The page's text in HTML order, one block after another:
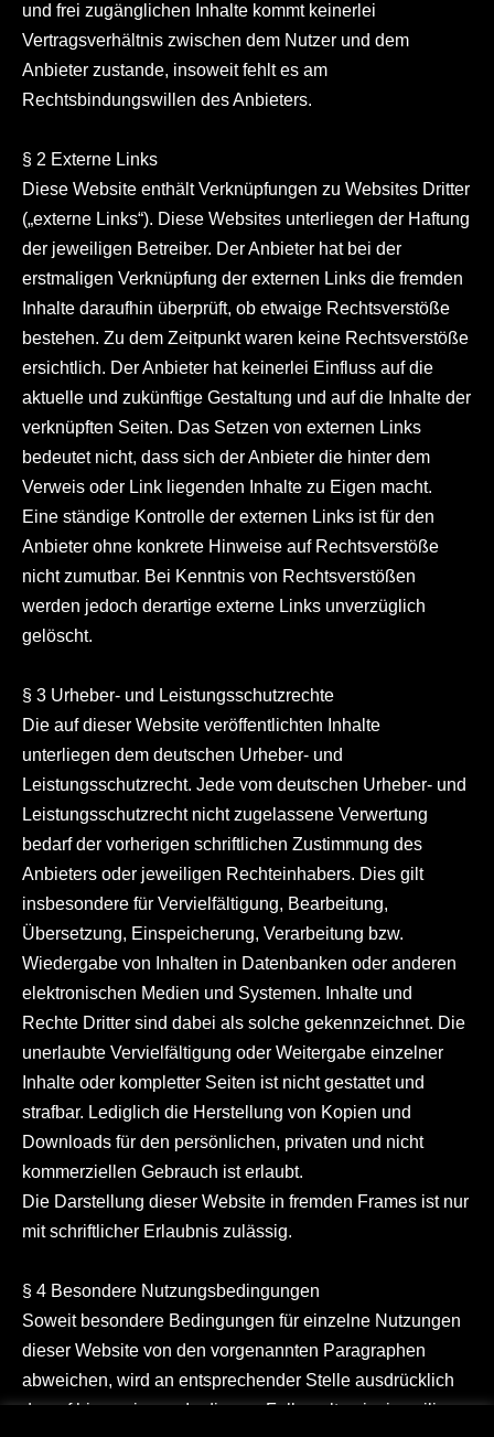
und frei zugänglichen Inhalte kommt keinerlei
Vertragsverhältnis zwischen dem Nutzer und dem
Anbieter zustande, insoweit fehlt es am
Rechtsbindungswillen des Anbieters.
§ 2 Externe Links
Diese Website enthält Verknüpfungen zu Websites Dritter
(„externe Links“). Diese Websites unterliegen der Haftung
der jeweiligen Betreiber. Der Anbieter hat bei der
erstmaligen Verknüpfung der externen Links die fremden
Inhalte daraufhin überprüft, ob etwaige Rechtsverstöße
bestehen. Zu dem Zeitpunkt waren keine Rechtsverstöße
ersichtlich. Der Anbieter hat keinerlei Einfluss auf die
aktuelle und zukünftige Gestaltung und auf die Inhalte der
verknüpften Seiten. Das Setzen von externen Links
bedeutet nicht, dass sich der Anbieter die hinter dem
Verweis oder Link liegenden Inhalte zu Eigen macht.
Eine ständige Kontrolle der externen Links ist für den
Anbieter ohne konkrete Hinweise auf Rechtsverstöße
nicht zumutbar. Bei Kenntnis von Rechtsverstößen
werden jedoch derartige externe Links unverzüglich
gelöscht.
§ 3 Urheber- und Leistungsschutzrechte
Die auf dieser Website veröffentlichten Inhalte
unterliegen dem deutschen Urheber- und
Leistungsschutzrecht. Jede vom deutschen Urheber- und
Leistungsschutzrecht nicht zugelassene Verwertung
bedarf der vorherigen schriftlichen Zustimmung des
Anbieters oder jeweiligen Rechteinhabers. Dies gilt
insbesondere für Vervielfältigung, Bearbeitung,
Übersetzung, Einspeicherung, Verarbeitung bzw.
Wiedergabe von Inhalten in Datenbanken oder anderen
elektronischen Medien und Systemen. Inhalte und
Rechte Dritter sind dabei als solche gekennzeichnet. Die
unerlaubte Vervielfältigung oder Weitergabe einzelner
Inhalte oder kompletter Seiten ist nicht gestattet und
strafbar. Lediglich die Herstellung von Kopien und
Downloads für den persönlichen, privaten und nicht
kommerziellen Gebrauch ist erlaubt.
Die Darstellung dieser Website in fremden Frames ist nur
mit schriftlicher Erlaubnis zulässig.
§ 4 Besondere Nutzungsbedingungen
Soweit besondere Bedingungen für einzelne Nutzungen
dieser Website von den vorgenannten Paragraphen
abweichen, wird an entsprechender Stelle ausdrücklich
darauf hingewiesen. In diesem Falle gelten im jeweiligen